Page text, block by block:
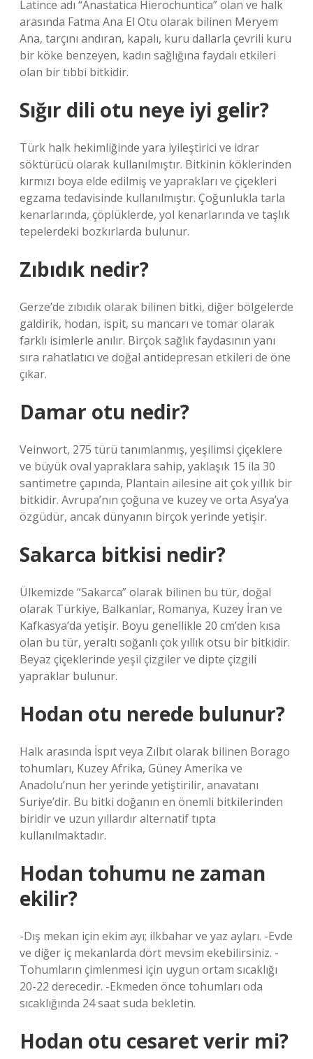
Latince adı “Anastatica Hierochuntica” olan ve halk
arasında Fatma Ana El Otu olarak bilinen Meryem
Ana, tarçını andıran, kapalı, kuru dallarla çevrili kuru
bir köke benzeyen, kadın sağlığına faydalı etkileri
olan bir tıbbi bitkidir.
Sığır dili otu neye iyi gelir?
Türk halk hekimliğinde yara iyileştirici ve idrar
söktürücü olarak kullanılmıştır. Bitkinin köklerinden
kırmızı boya elde edilmiş ve yaprakları ve çiçekleri
egzama tedavisinde kullanılmıştır. Çoğunlukla tarla
kenarlarında, çöplüklerde, yol kenarlarında ve taşlık
tepelerdeki bozkırlarda bulunur.
Zıbıdık nedir?
Gerze’de zıbıdık olarak bilinen bitki, diğer bölgelerde
galdirik, hodan, ispit, su mancarı ve tomar olarak
farklı isimlerle anılır. Birçok sağlık faydasının yanı
sıra rahatlatıcı ve doğal antidepresan etkileri de öne
çıkar.
Damar otu nedir?
Veinwort, 275 türü tanımlanmış, yeşilimsi çiçeklere
ve büyük oval yapraklara sahip, yaklaşık 15 ila 30
santimetre çapında, Plantain ailesine ait çok yıllık bir
bitkidir. Avrupa’nın çoğuna ve kuzey ve orta Asya’ya
özgüdür, ancak dünyanın birçok yerinde yetişir.
Sakarca bitkisi nedir?
Ülkemizde “Sakarca” olarak bilinen bu tür, doğal
olarak Türkiye, Balkanlar, Romanya, Kuzey İran ve
Kafkasya’da yetişir. Boyu genellikle 20 cm’den kısa
olan bu tür, yeraltı soğanlı çok yıllık otsu bir bitkidir.
Beyaz çiçeklerinde yeşil çizgiler ve dipte çizgili
yapraklar bulunur.
Hodan otu nerede bulunur?
Halk arasında İspıt veya Zılbıt olarak bilinen Borago
tohumları, Kuzey Afrika, Güney Amerika ve
Anadolu’nun her yerinde yetiştirilir, anavatanı
Suriye’dir. Bu bitki doğanın en önemli bitkilerinden
biridir ve uzun yıllardır alternatif tıpta
kullanılmaktadır.
Hodan tohumu ne zaman
ekilir?
-Dış mekan için ekim ayı; ilkbahar ve yaz ayları. -Evde
ve diğer iç mekanlarda dört mevsim ekebilirsiniz. -
Tohumların çimlenmesi için uygun ortam sıcaklığı
20-22 derecedir. -Ekmeden önce tohumları oda
sıcaklığında 24 saat suda bekletin.
Hodan otu cesaret verir mi?